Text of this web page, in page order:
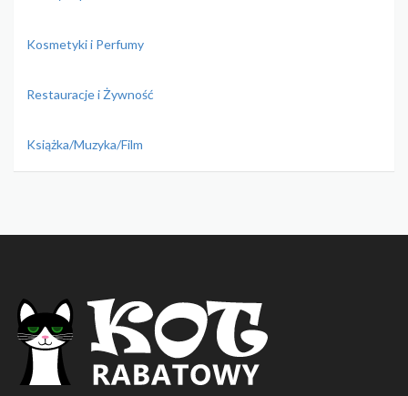
Kosmetyki i Perfumy
Restauracje i Żywność
Książka/Muzyka/Film